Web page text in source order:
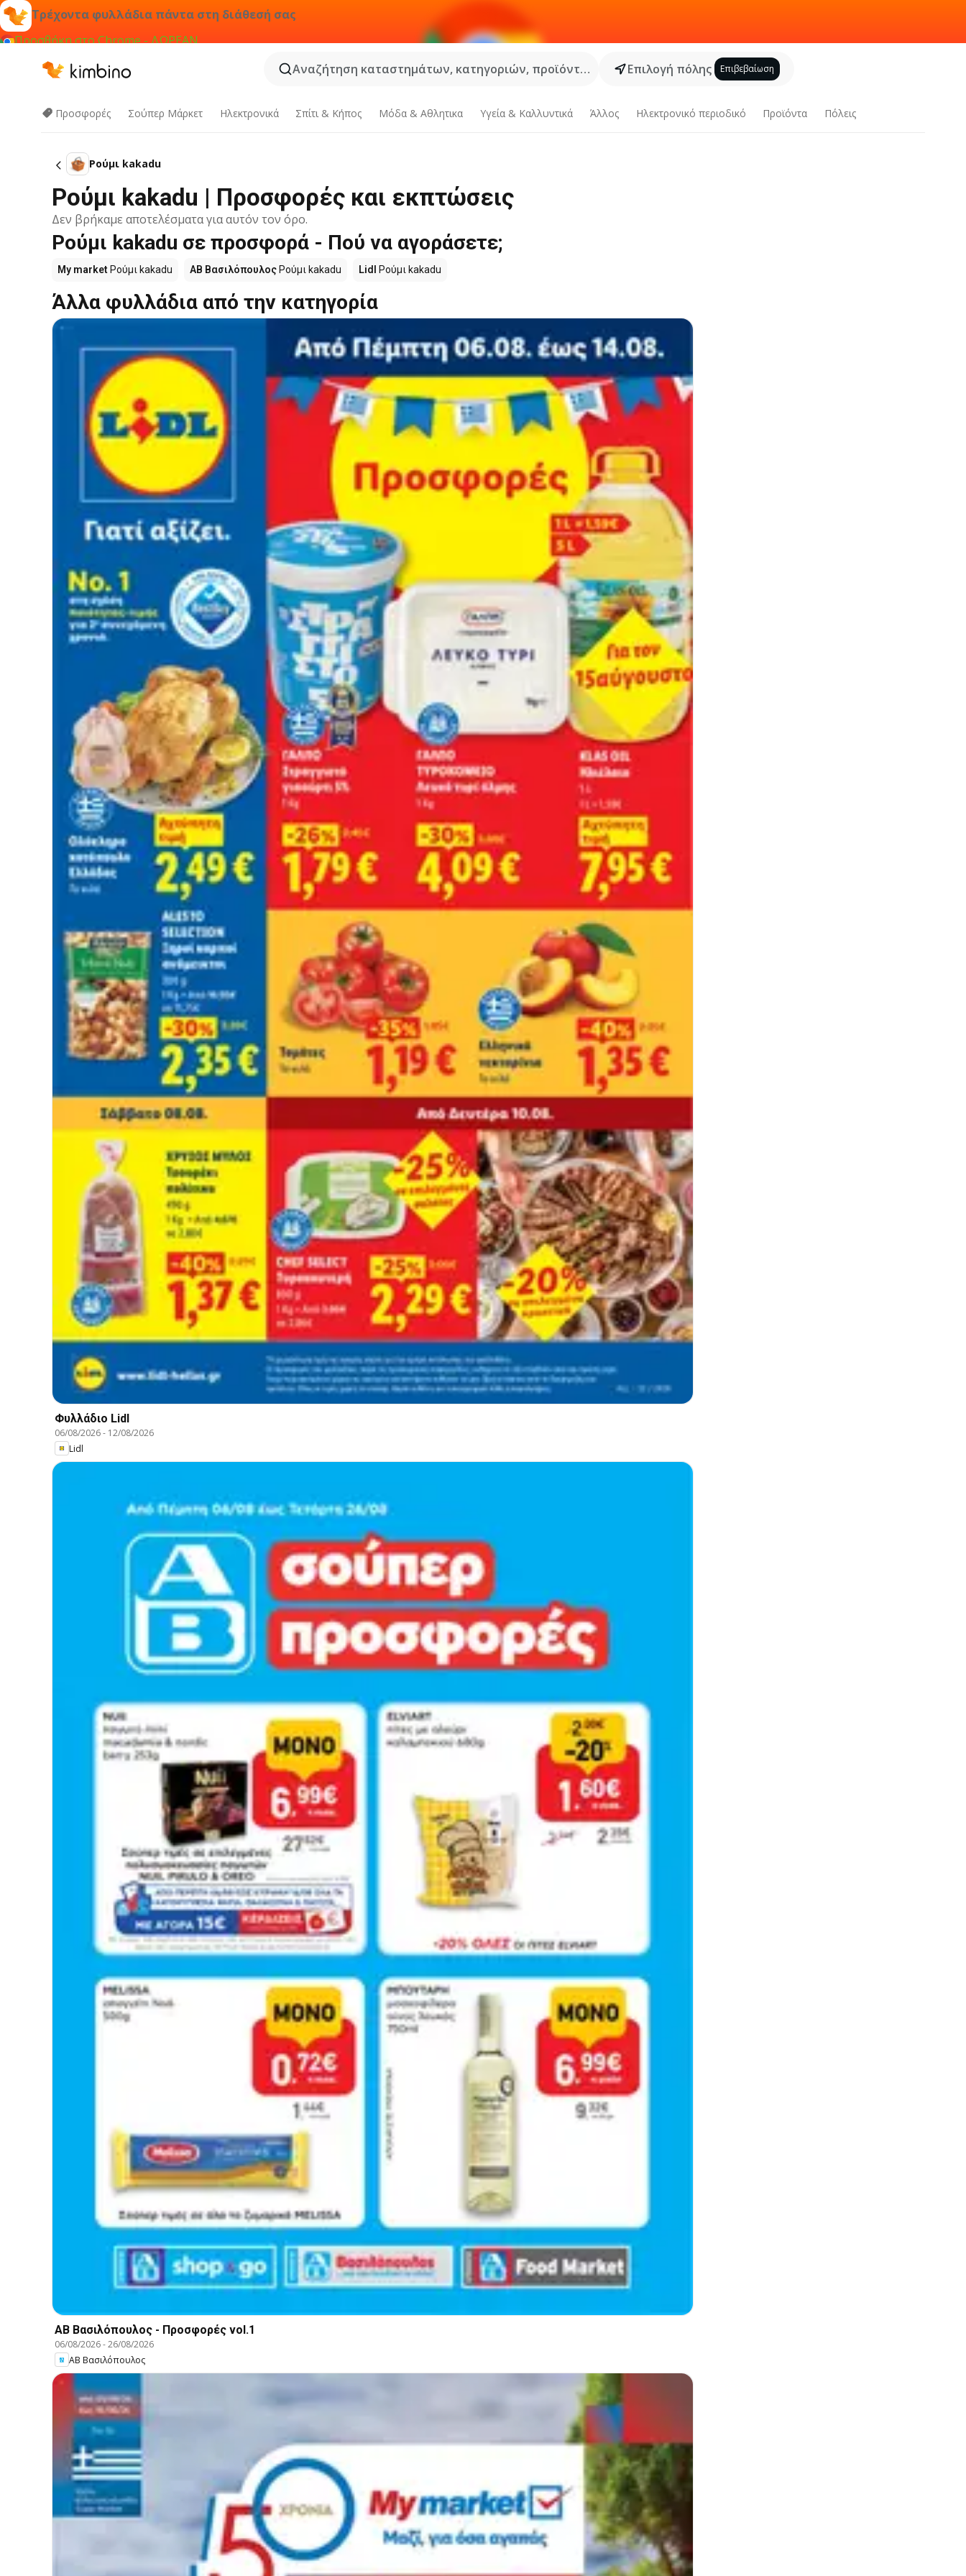
Τρέχοντα φυλλάδια πάντα στη διάθεσή σας
Προσθήκη στο Chrome - ΔΩΡΕΑΝ
Αναζήτηση καταστημάτων, κατηγοριών, προϊόντων...
Επιλογή πόλης Επιβεβαίωση
Προσφορές Σούπερ Μάρκετ Hλεκτρονικά Σπίτι & Κήπος Μόδα & Aθλητικα Υγεία & Καλλυντικά Άλλος Ηλεκτρονικό περιοδικό Προϊόντα Πόλεις
Ρούμι kakadu
Ρούμι kakadu | Προσφορές και εκπτώσεις
Δεν βρήκαμε αποτελέσματα για αυτόν τον όρο.
Ρούμι kakadu σε προσφορά - Πού να αγοράσετε;
My market Ρούμι kakadu ΑΒ Βασιλόπουλος Ρούμι kakadu Lidl Ρούμι kakadu
Άλλα φυλλάδια από την κατηγορία
Φυλλάδιο Lidl
06/08/2026- 12/08/2026
Lidl
ΑΒ Βασιλόπουλος - Προσφορές vol.1
06/08/2026-26/08/2026
ΑΒ Βασιλόπουλος